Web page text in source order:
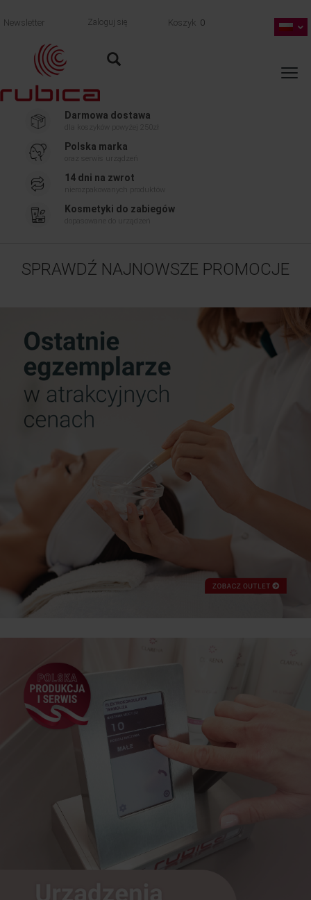
Newsletter Zaloguj się Koszyk 0
Darmowa dostawa
Polska marka
14 dni na zwrot
Kosmetyki do zabiegów
SPRAWDŹ NAJNOWSZE PROMOCJE